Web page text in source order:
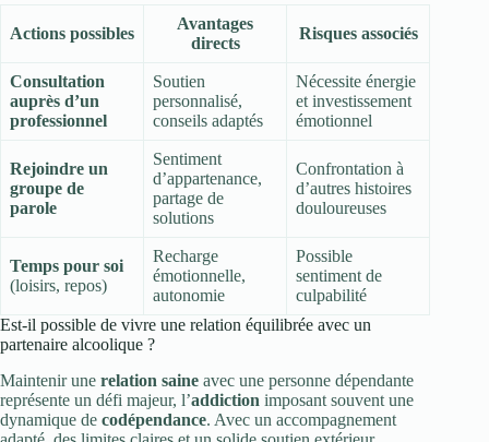
Actions possibles
Avantages
directs
Risques associés
Consultation
auprès d’un
professionnel
Soutien
personnalisé,
conseils adaptés
Nécessite énergie
et investissement
émotionnel
Rejoindre un
groupe de
parole
Sentiment
d’appartenance,
partage de
solutions
Confrontation à
d’autres histoires
douloureuses
Temps pour soi
(loisirs, repos)
Recharge
émotionnelle,
autonomie
Possible
sentiment de
culpabilité
Est-il possible de vivre une relation équilibrée avec un
partenaire alcoolique ?
Maintenir une relation saine avec une personne dépendante
représente un défi majeur, l’addiction imposant souvent une
dynamique de codépendance. Avec un accompagnement